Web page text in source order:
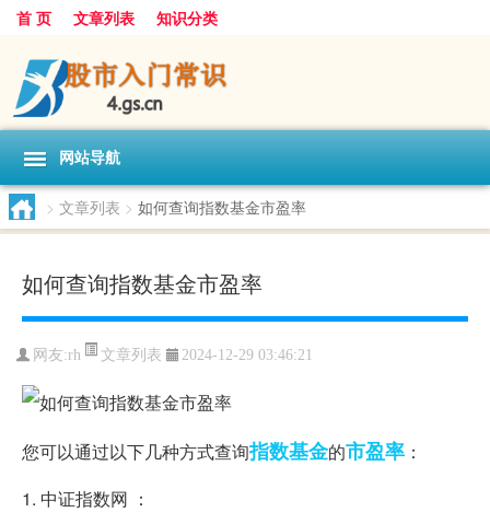
首 页 文章列表 知识分类
网站导航
> 文章列表 > 如何查询指数基金市盈率
如何查询指数基金市盈率
网友:rh 文章列表 2024-12-29 03:46:21
您可以通过以下几种方式查询指数基金的市盈率 ：
1. 中证指数网 ：